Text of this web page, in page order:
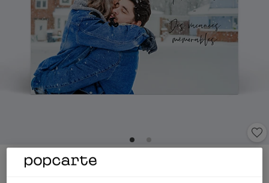
Carte postale
Hiver Typographie Dos Photo